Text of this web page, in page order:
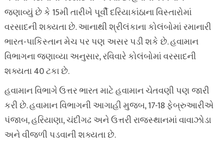
જણાવ્યું છે કે 15મી તારીખે પૂર્વી દરિયાકાંઠાના વિસ્તારોમાં
વરસાદની શક્યતા છે. આનાથી શ્રીલંકાના કોલંબોમાં રમાનારી
ભારત-પાકિસ્તાન મેચ પર પણ અસર પડી શકે છે. હવામાન
વિભાગના જણાવ્યા અનુસાર, રવિવારે કોલંબોમાં વરસાદની
શક્યતા 40 ટકા છે.
હવામાન વિભાગે ઉત્તર ભારત માટે હવામાન ચેતવણી પણ જારી
કરી છે. હવામાન વિભાગની આગાહી મુજબ, 17-18 ફેબ્રુઆરીએ
પંજાબ, હરિયાણા, ચંદીગઢ અને ઉત્તરી રાજસ્થાનમાં વાવાઝોડા
અને વીજળી પડવાની શક્યતા છે.